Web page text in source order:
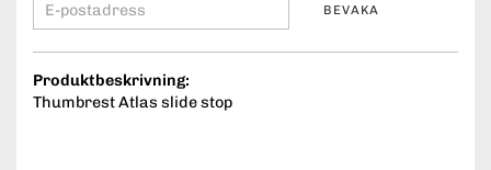
BEVAKA
Produktbeskrivning:
Thumbrest Atlas slide stop